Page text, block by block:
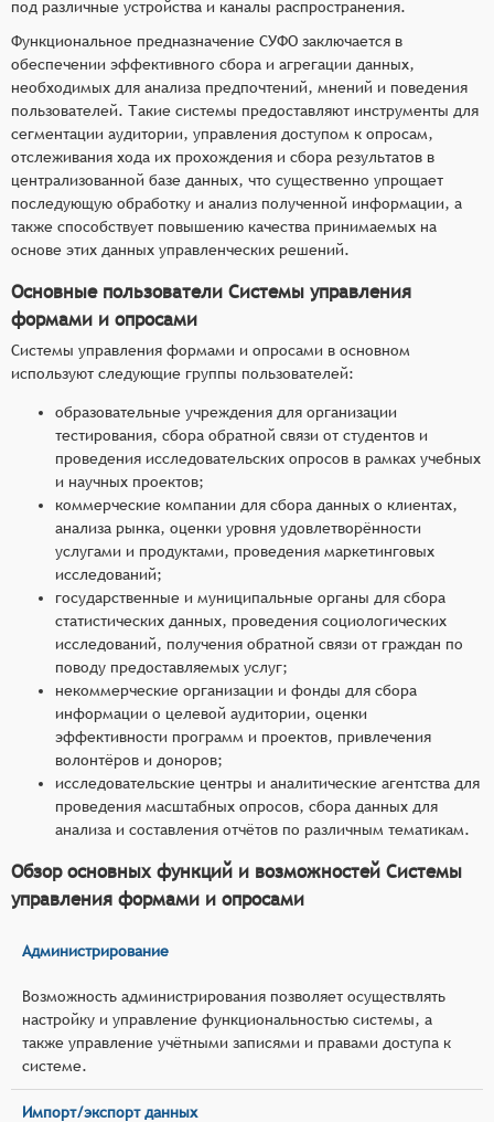
под различные устройства и каналы распространения.
Функциональное предназначение СУФО заключается в
обеспечении эффективного сбора и агрегации данных,
необходимых для анализа предпочтений, мнений и поведения
пользователей. Такие системы предоставляют инструменты для
сегментации аудитории, управления доступом к опросам,
отслеживания хода их прохождения и сбора результатов в
централизованной базе данных, что существенно упрощает
последующую обработку и анализ полученной информации, а
также способствует повышению качества принимаемых на
основе этих данных управленческих решений.
Основные пользователи Системы управления
формами и опросами
Системы управления формами и опросами в основном
используют следующие группы пользователей:
образовательные учреждения для организации
тестирования, сбора обратной связи от студентов и
проведения исследовательских опросов в рамках учебных
и научных проектов;
коммерческие компании для сбора данных о клиентах,
анализа рынка, оценки уровня удовлетворённости
услугами и продуктами, проведения маркетинговых
исследований;
государственные и муниципальные органы для сбора
статистических данных, проведения социологических
исследований, получения обратной связи от граждан по
поводу предоставляемых услуг;
некоммерческие организации и фонды для сбора
информации о целевой аудитории, оценки
эффективности программ и проектов, привлечения
волонтёров и доноров;
исследовательские центры и аналитические агентства для
проведения масштабных опросов, сбора данных для
анализа и составления отчётов по различным тематикам.
Обзор основных функций и возможностей Системы
управления формами и опросами
Администрирование
Возможность администрирования позволяет осуществлять
настройку и управление функциональностью системы, а
также управление учётными записями и правами доступа к
системе.
Импорт/экспорт данных